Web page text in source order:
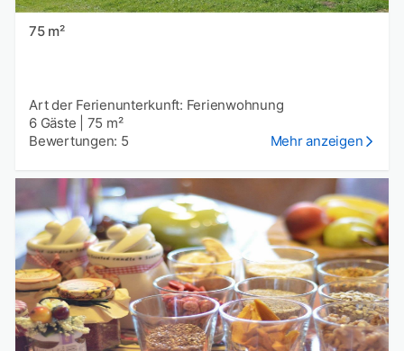
75 m²
Art der Ferienunterkunft: Ferienwohnung
6 Gäste
75 m²
Bewertungen: 5
Mehr anzeigen